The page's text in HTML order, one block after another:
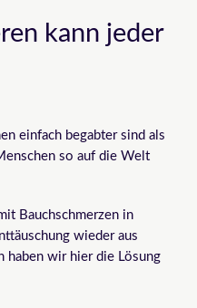
kann jeder
einfach begabter sind als
so auf die Welt
Bauchschmerzen in
wieder aus
haben wir hier die Lösung